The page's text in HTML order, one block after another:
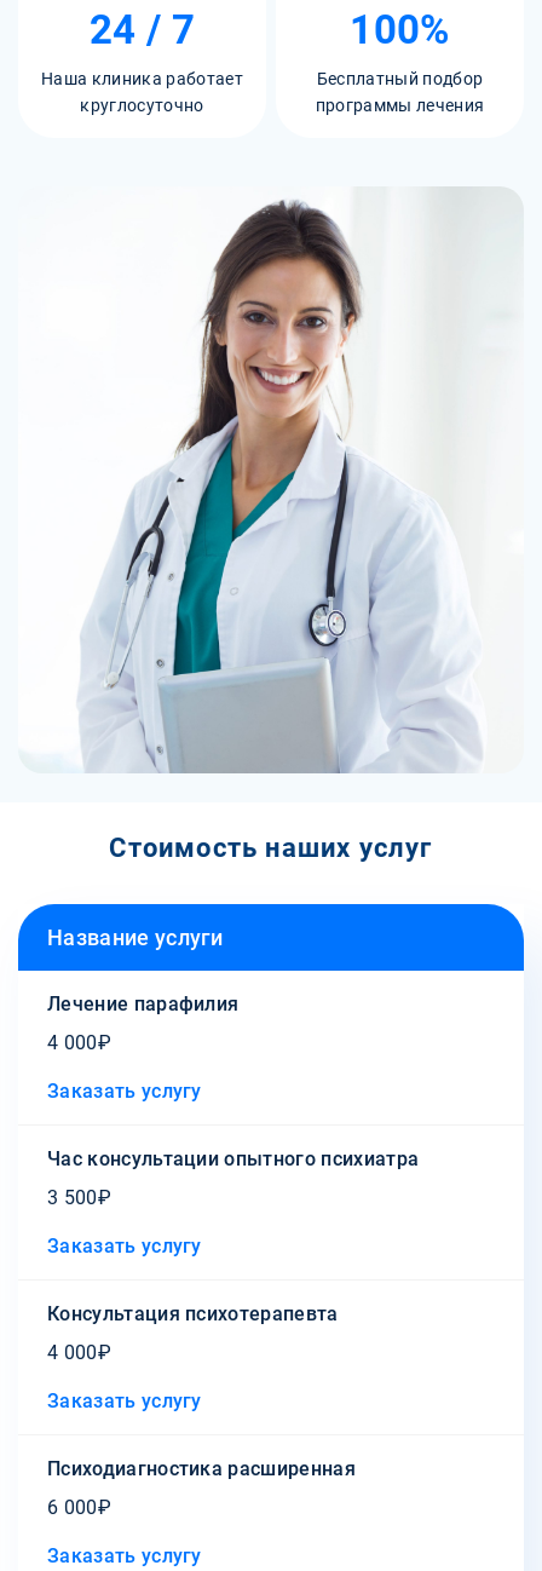
24 / 7
Наша клиника работает
круглосуточно
100%
Бесплатный подбор
программы лечения
Стоимость наших услуг
Название услуги
Лечение парафилия
4 000₽
Заказать услугу
Час консультации опытного психиатра
3 500₽
Заказать услугу
Консультация психотерапевта
4 000₽
Заказать услугу
Психодиагностика расширенная
6 000₽
Заказать услугу